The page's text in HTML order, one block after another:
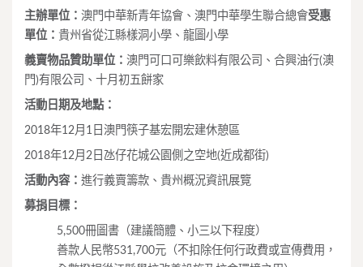
主辦單位： 澳門中華新青年協會、澳門中華學生聯合總會受惠
單位： 貴州省從江縣樣洞小學、龍圖小學
義賣物品贊助單位： 澳門可口可樂飲料有限公司、合興油行(澳
門)有限公司、十月初五餅家
活動日期及地點：
2018年12月1日澳門筷子基宏開宏建休憩區
2018年12月2日氹仔花城公園側之空地(近成都街)
活動內容： 進行義賣籌款、貴州概況資訊展覽
募捐目標：
5,500冊圖書（建議簡體、小三以下程度）
善款人民幣531,700元（不扣除任何行政費或宣傳費用，